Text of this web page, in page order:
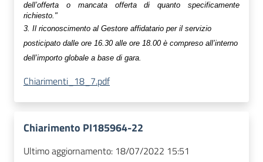
dell’offerta o mancata offerta di quanto specificamente
richiesto."
3. Il riconoscimento al Gestore affidatario per il servizio
posticipato dalle ore 16.30 alle ore 18.00 è compreso all’interno
dell’importo globale a base di gara.
Chiarimenti_18_7.pdf
Chiarimento PI185964-22
Ultimo aggiornamento: 18/07/2022 15:51